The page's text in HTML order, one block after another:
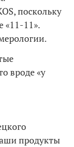
поскольку
«11-11».
вроде «у
продукты